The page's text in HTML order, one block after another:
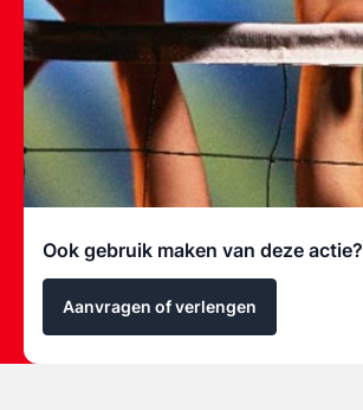
Ook gebruik maken van deze actie?
Aanvragen of verlengen